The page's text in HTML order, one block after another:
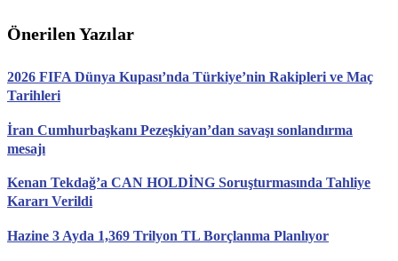
Önerilen Yazılar
2026 FIFA Dünya Kupası’nda Türkiye’nin Rakipleri ve Maç
Tarihleri
İran Cumhurbaşkanı Pezeşkiyan’dan savaşı sonlandırma
mesajı
Kenan Tekdağ’a CAN HOLDİNG Soruşturmasında Tahliye
Kararı Verildi
Hazine 3 Ayda 1,369 Trilyon TL Borçlanma Planlıyor